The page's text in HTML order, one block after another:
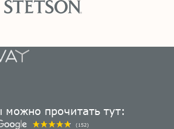
можно прочитать тут:
(152)